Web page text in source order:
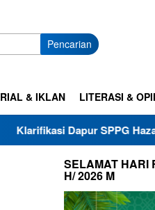
Pencarian
& IKLAN LITERASI &
SPPG Haza Al-Zein,
SELAMAT HARI
H/ 2026 M